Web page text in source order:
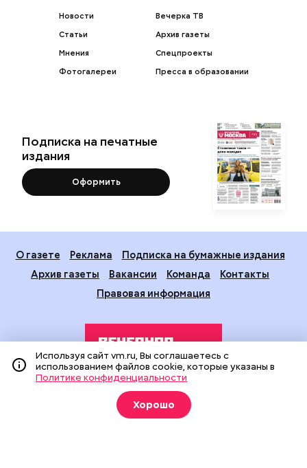
Новости
Статьи
Мнения
Фотогалереи
Вечерка ТВ
Архив газеты
Спецпроекты
Пресса в образовании
Подписка на печатные
издания
Оформить
О газете Реклама
Подписка на бумажные издания
Архив газеты
Вакансии Команда
Контакты
Правовая информация
Издание создано при финансовой поддержке Департамента
средств массовой информации и рекламы города Москвы.
На сайте применяются рекомендательные технологии
Используя сайт vm.ru, Вы соглашаетесь с
использованием файлов cookie, которые указаны в
Политике конфиденциальности
Хорошо